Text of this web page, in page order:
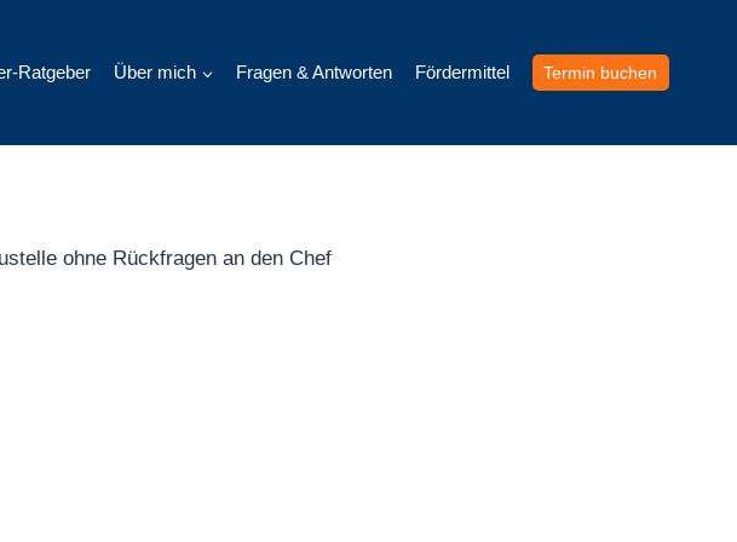
Ratgeber Über mich Fragen & Antworten Fördermittel Termin buchen